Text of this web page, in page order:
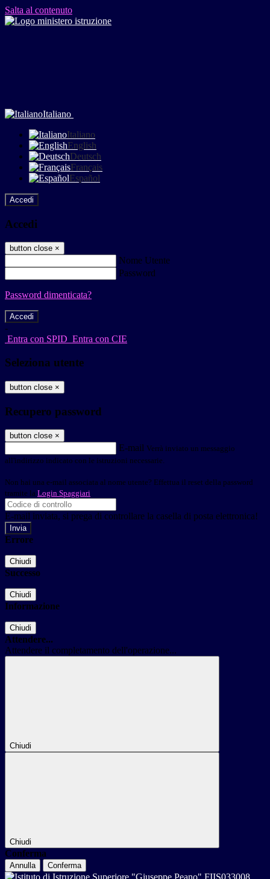
Salta al contenuto
Italiano
Italiano
English
Deutsch
Français
Español
Accedi
Accedi
button close ×
Nome Utente
Password
Password dimenticata?
-
Entra con SPID Entra con CIE
Seleziona utente
button close ×
Recupero password
button close ×
E-mail Verrà inviato un messaggio
all'indirizzo indicato con le istruzioni necessarie.
Non hai una e-mail associata al nome utente? Effettua il reset della password
tramite la Login Spaggiari
E-mail inviata, si prega di controllare la casella di posta elettronica!
Errore
Chiudi
Successo
Chiudi
Informazione
Chiudi
Attendere...
Attendere il completamento dell'operazione...
Chiudi
Chiudi
Conferma
Annulla Conferma